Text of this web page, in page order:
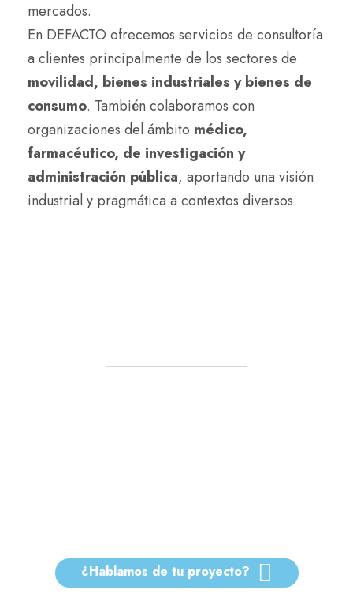
mercados.
En DEFACTO ofrecemos servicios de consultoría
a clientes principalmente de los sectores de
movilidad, bienes industriales y bienes de
consumo. También colaboramos con
organizaciones del ámbito médico,
farmacéutico, de investigación y
administración pública, aportando una visión
industrial y pragmática a contextos diversos.
¿Hablamos de tu proyecto?